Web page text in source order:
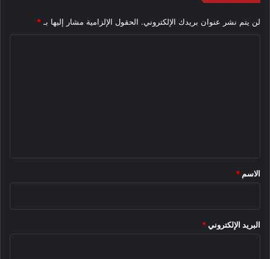
لن يتم نشر عنوان بريدك الإلكتروني. الحقول الإلزامية مشار إليها بـ *
*
الاسم *
البريد الإلكتروني *